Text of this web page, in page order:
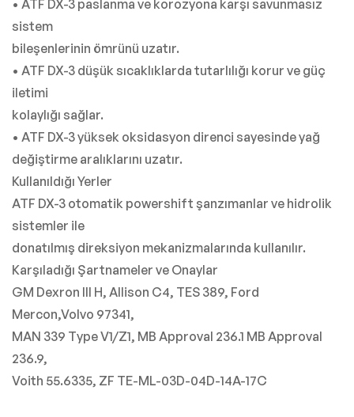
• ATF DX-3 paslanma ve korozyona karşı savunmasız
sistem
bileşenlerinin ömrünü uzatır.
• ATF DX-3 düşük sıcaklıklarda tutarlılığı korur ve güç
iletimi
kolaylığı sağlar.
• ATF DX-3 yüksek oksidasyon direnci sayesinde yağ
değiştirme aralıklarını uzatır.
Kullanıldığı Yerler
ATF DX-3 otomatik powershift şanzımanlar ve hidrolik
sistemler ile
donatılmış direksiyon mekanizmalarında kullanılır.
Karşıladığı Şartnameler ve Onaylar
GM Dexron III H, Allison C4, TES 389, Ford
Mercon,Volvo 97341,
MAN 339 Type V1/Z1, MB Approval 236.1 MB Approval
236.9,
Voith 55.6335, ZF TE-ML-03D-04D-14A-17C